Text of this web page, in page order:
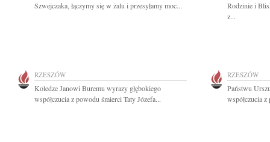
Szwejczaka, łączymy się w żalu i przesyłamy moc...
Rodzinie i
z...
RZESZÓW
Koledze Janowi Buremu wyrazy głębokiego
współczucia z powodu śmierci Taty Józefa...
RZESZÓW
Państwu
współczucia